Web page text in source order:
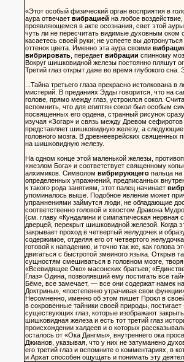
«Этот особый физический орган восприятия в
аура отвечает вибрацией на любое
проявляющемся в акте осознания, свет этой
чуть ли не пересчитать видимые духовным оком
касаетесь своей руки; не успеете вы
оттенок цвета. Именно эта аура своими
вибрировать, передает вибрации спинному
Вокруг шишковидной железы постоянно пляшут
Третий глаз открыт даже во время глубокого
...Тайна третьего глаза прекрасно
мистерий. В преданиях Эдды говорится, что на
голове, прямо между глаз, устроился сокол.
вспомнить, что для египтян сокол был особым
посвященных его ордена, странный рисунок
изучая «Зогар» и связь между Древом
представляет шишковидную железу, а
головного мозга. В древнееврейских священных
на шишковидную железу.
На одном конце этой маленькой железы,
«жезлом Бога» и соответствует священному
алхимиков. Символом вибрирующегопальца на
определенных упражнений, предписанных
к такого рода занятиям, этот палец начинает
упоминалось выше. Подобное явление может
упражнениями займутся люди, не обладающие
соответственно головой и хвостом Дракона
(см. главу «Кундалини и симпатическая нервная
дверцей, перекрыт шишковидной железой. Когда
закрывает проход в четвертый желудочек и
содержимое, отделяя его от четвертого
готовой к нападению, и точно так же, как голова
двигаться с быстротой змеиного языка.
сущностям смешиваться в головном мозге,
«Всевидящее Око» масонских братьев;
Глаз» Одина, позволявший ему постигать все
Бёме, все замечает, — все они содержат намек
Доктрины», «постепенно утрачивая свои
Несомненно, именно об этом пишет Прокл в
в сокровенные тайники своей природы,
существующих глаз, которые изображают
шишковидная железа и есть тот третий глаз
происхождении халдеев и о которых
осталось от «Ока Дангмы», внутреннего ока
Джианов, указывая, что у них не затуманено
его третий глаз и вспомните о комментариях, в
и Архат способен ощущать и понимать эту